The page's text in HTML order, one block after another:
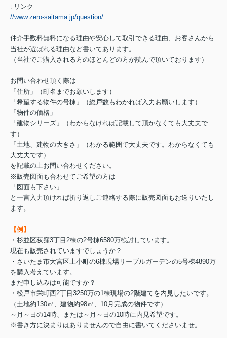
↓リンク
//www.zero-saitama.jp/question/
仲介手数料無料になる理由や安心して取引できる理由、お客さんから
当社が選ばれる理由など書いてあります。
（当社でご購入される方のほとんどの方が読んで頂いております）
お問い合わせ頂く際は
「住所」（町名までお願いします）
「希望する物件の号棟」（総戸数もわかれば入力お願いします）
「物件の価格」
「建物シリーズ」（わからなければ記載して頂かなくても大丈夫で
す）
「土地、建物の大きさ」（わかる範囲で大丈夫です。わからなくても
大丈夫です）
を記載の上お問い合わせください。
※販売図面も合わせてご希望の方は
「図面も下さい」
と一言入力頂ければ折り返しご連絡する際に販売図面もお送りいたし
ます。
【例】
・杉並区荻窪3丁目2棟の2号棟6580万検討しています。
現在も販売されていますでしょうか？
・さいたま市大宮区上小町の6棟現場リーブルガーデンの5号棟4890万
を購入考えています。
まだ申し込みは可能ですか？
・松戸市栄町西2丁目3250万の1棟現場の2階建てを内見したいです。
（土地約130㎡、建物約98㎡、10月完成の物件です）
～月～日の14時、または～月～日の10時に内見希望です。
※書き方に決まりはありませんので自由に書いてくださいませ。